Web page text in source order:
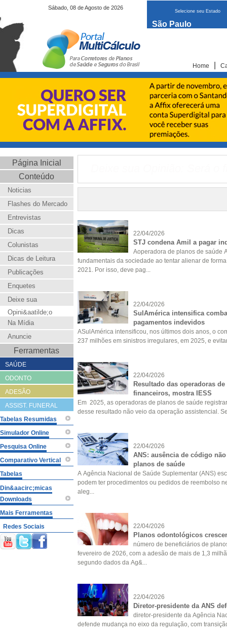
Selecione seu Estado
São Paulo
Home
Sábado, 08 de Agosto de 2026
Página Inicial
Conteúdo
Noticias
Flashes do Mercado
Entrevistas
Dicas
Colunistas
Dicas de Leitura
Publicações
Enquetes
Deixe sua
Opini&aatilde;o
Na Mídia
Anuncie
Ferramentas
SAÚDE
ODONTO
ADESÃO
ASSIST. FUNERAL
Tabelas Resumidas
Simulador Online
Pesquisa Online
Comparativo Vertical
Tabelas
Din&aacirc;micas
Downloads
Mais Ferramentas
Redes Sociais
22/04/2026
STJ condena Amil a pagar
Aoperadora de planos de saúde
fundamentais da sociedade ao tentar alienar de
2021. Por isso, deve pag...
22/04/2026
SulAmérica intensifica
pagamentos indevidos
ASulAmérica intensificou, nos últimos dois anos, o
237 milhões em sinistros irregulares, em 2025, e
22/04/2026
Resultado das operadoras
financeiros, mostra IESS
Em 2025, as operadoras de planos de saúde
desse resultado não veio da operação assistencial.
22/04/2026
ANS: ausência de código
planos de saúde
A Agência Nacional de Saúde Suplementar (ANS)
podem ter procedimentos ou pedidos de reembolso
aleg...
22/04/2026
Planos odontológicos
número de beneficiários de
fevereiro de 2026, com a adesão de mais de 1,3
segundo dados da Ag&...
22/04/2026
Diretor-presidente da ANS
diretor-presidente da Agência
defende mudança no eixo da regulação, com